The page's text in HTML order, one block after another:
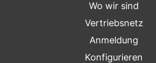
Wo wir sind
Vertriebsnetz
Anmeldung
Konfigurieren